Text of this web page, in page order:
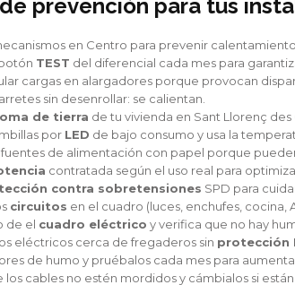
prevención para tus
en Centro para prevenir
TEST del diferencial cada mes para
cargas en alargadores porque provocan
sin desenrollar: se calientan.
de tierra de tu vivienda en Sant Llorenç
por LED de bajo consumo y usa la
fuentes de alimentación con papel porque
contratada según el uso real para
contra sobretensiones SPD para
circuitos en el cuadro (luces, enchufes, cocina,
de el cuadro eléctrico y verifica que no hay
eléctricos cerca de fregaderos sin protección
de humo y pruébalos cada mes para
los cables no estén mordidos y cámbialos si están